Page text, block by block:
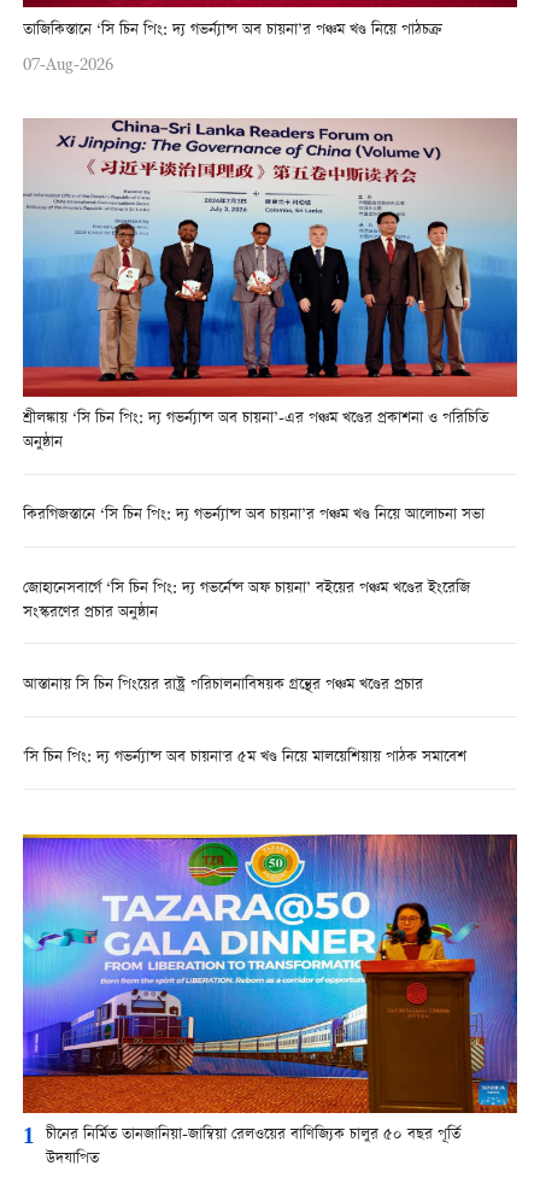
তাজিকিস্তানে ‘সি চিন পিং: দ্য গভর্ন্যান্স অব চায়না’র পঞ্চম খণ্ড নিয়ে পাঠচক্র
07-Aug-2026
শ্রীলঙ্কায় ‘সি চিন পিং: দ্য গভর্ন্যান্স অব চায়না’-এর পঞ্চম খণ্ডের প্রকাশনা ও পরিচিতি
অনুষ্ঠান
কিরগিজস্তানে ‘সি চিন পিং: দ্য গভর্ন্যান্স অব চায়না’র পঞ্চম খণ্ড নিয়ে আলোচনা সভা
জোহানেসবার্গে ‘সি চিন পিং: দ্য গভর্নেন্স অফ চায়না’ বইয়ের পঞ্চম খণ্ডের ইংরেজি
সংস্করণের প্রচার অনুষ্ঠান
আস্তানায় সি চিন পিংয়ের রাষ্ট্র পরিচালনাবিষয়ক গ্রন্থের পঞ্চম খণ্ডের প্রচার
'সি চিন পিং: দ্য গভর্ন্যান্স অব চায়না'র ৫ম খণ্ড নিয়ে মালয়েশিয়ায় পাঠক সমাবেশ
1 চীনের নির্মিত তানজানিয়া-জাম্বিয়া রেলওয়ের বাণিজ্যিক চালুর ৫০ বছর পূর্তি
উদযাপিত